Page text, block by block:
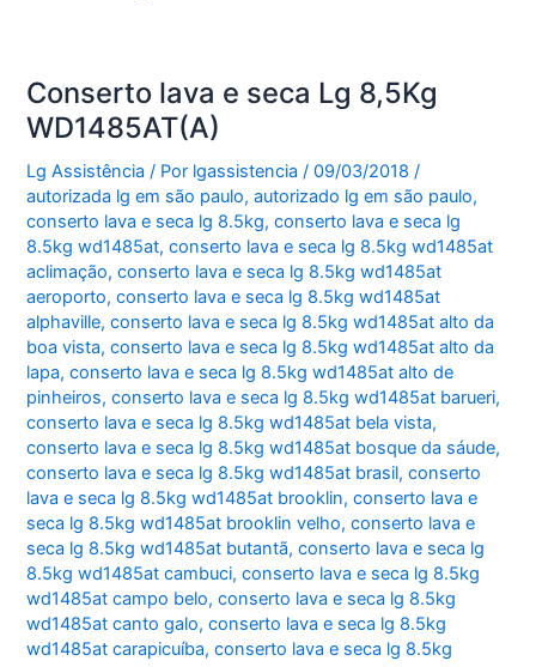
Conserto lava e seca Lg 8,5Kg
WD1485AT(A)
Lg Assistência / Por lgassistencia/09/03/2018 /
autorizada lg em são paulo,autorizado lg em são paulo,
conserto lava e seca lg 8.5kg,conserto lava e seca lg
8.5kg wd1485at,conserto lava e seca lg 8.5kg wd1485at
aclimação,conserto lava e seca lg 8.5kg wd1485at
aeroporto,conserto lava e seca lg 8.5kg wd1485at
alphaville,conserto lava e seca lg 8.5kg wd1485at alto da
boa vista,conserto lava e seca lg 8.5kg wd1485at alto da
lapa,conserto lava e seca lg 8.5kg wd1485at alto de
pinheiros,conserto lava e seca lg 8.5kg wd1485at barueri,
conserto lava e seca lg 8.5kg wd1485at bela vista,
conserto lava e seca lg 8.5kg wd1485at bosque da sáude,
conserto lava e seca lg 8.5kg wd1485at brasil,conserto
lava e seca lg 8.5kg wd1485at brooklin,conserto lava e
seca lg 8.5kg wd1485at brooklin velho,conserto lava e
seca lg 8.5kg wd1485at butantã,conserto lava e seca lg
8.5kg wd1485at cambuci,conserto lava e seca lg 8.5kg
wd1485at campo belo,conserto lava e seca lg 8.5kg
wd1485at canto galo,conserto lava e seca lg 8.5kg
wd1485at carapicuíba,conserto lava e seca lg 8.5kg